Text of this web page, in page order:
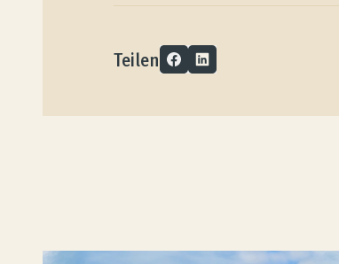
Teilen